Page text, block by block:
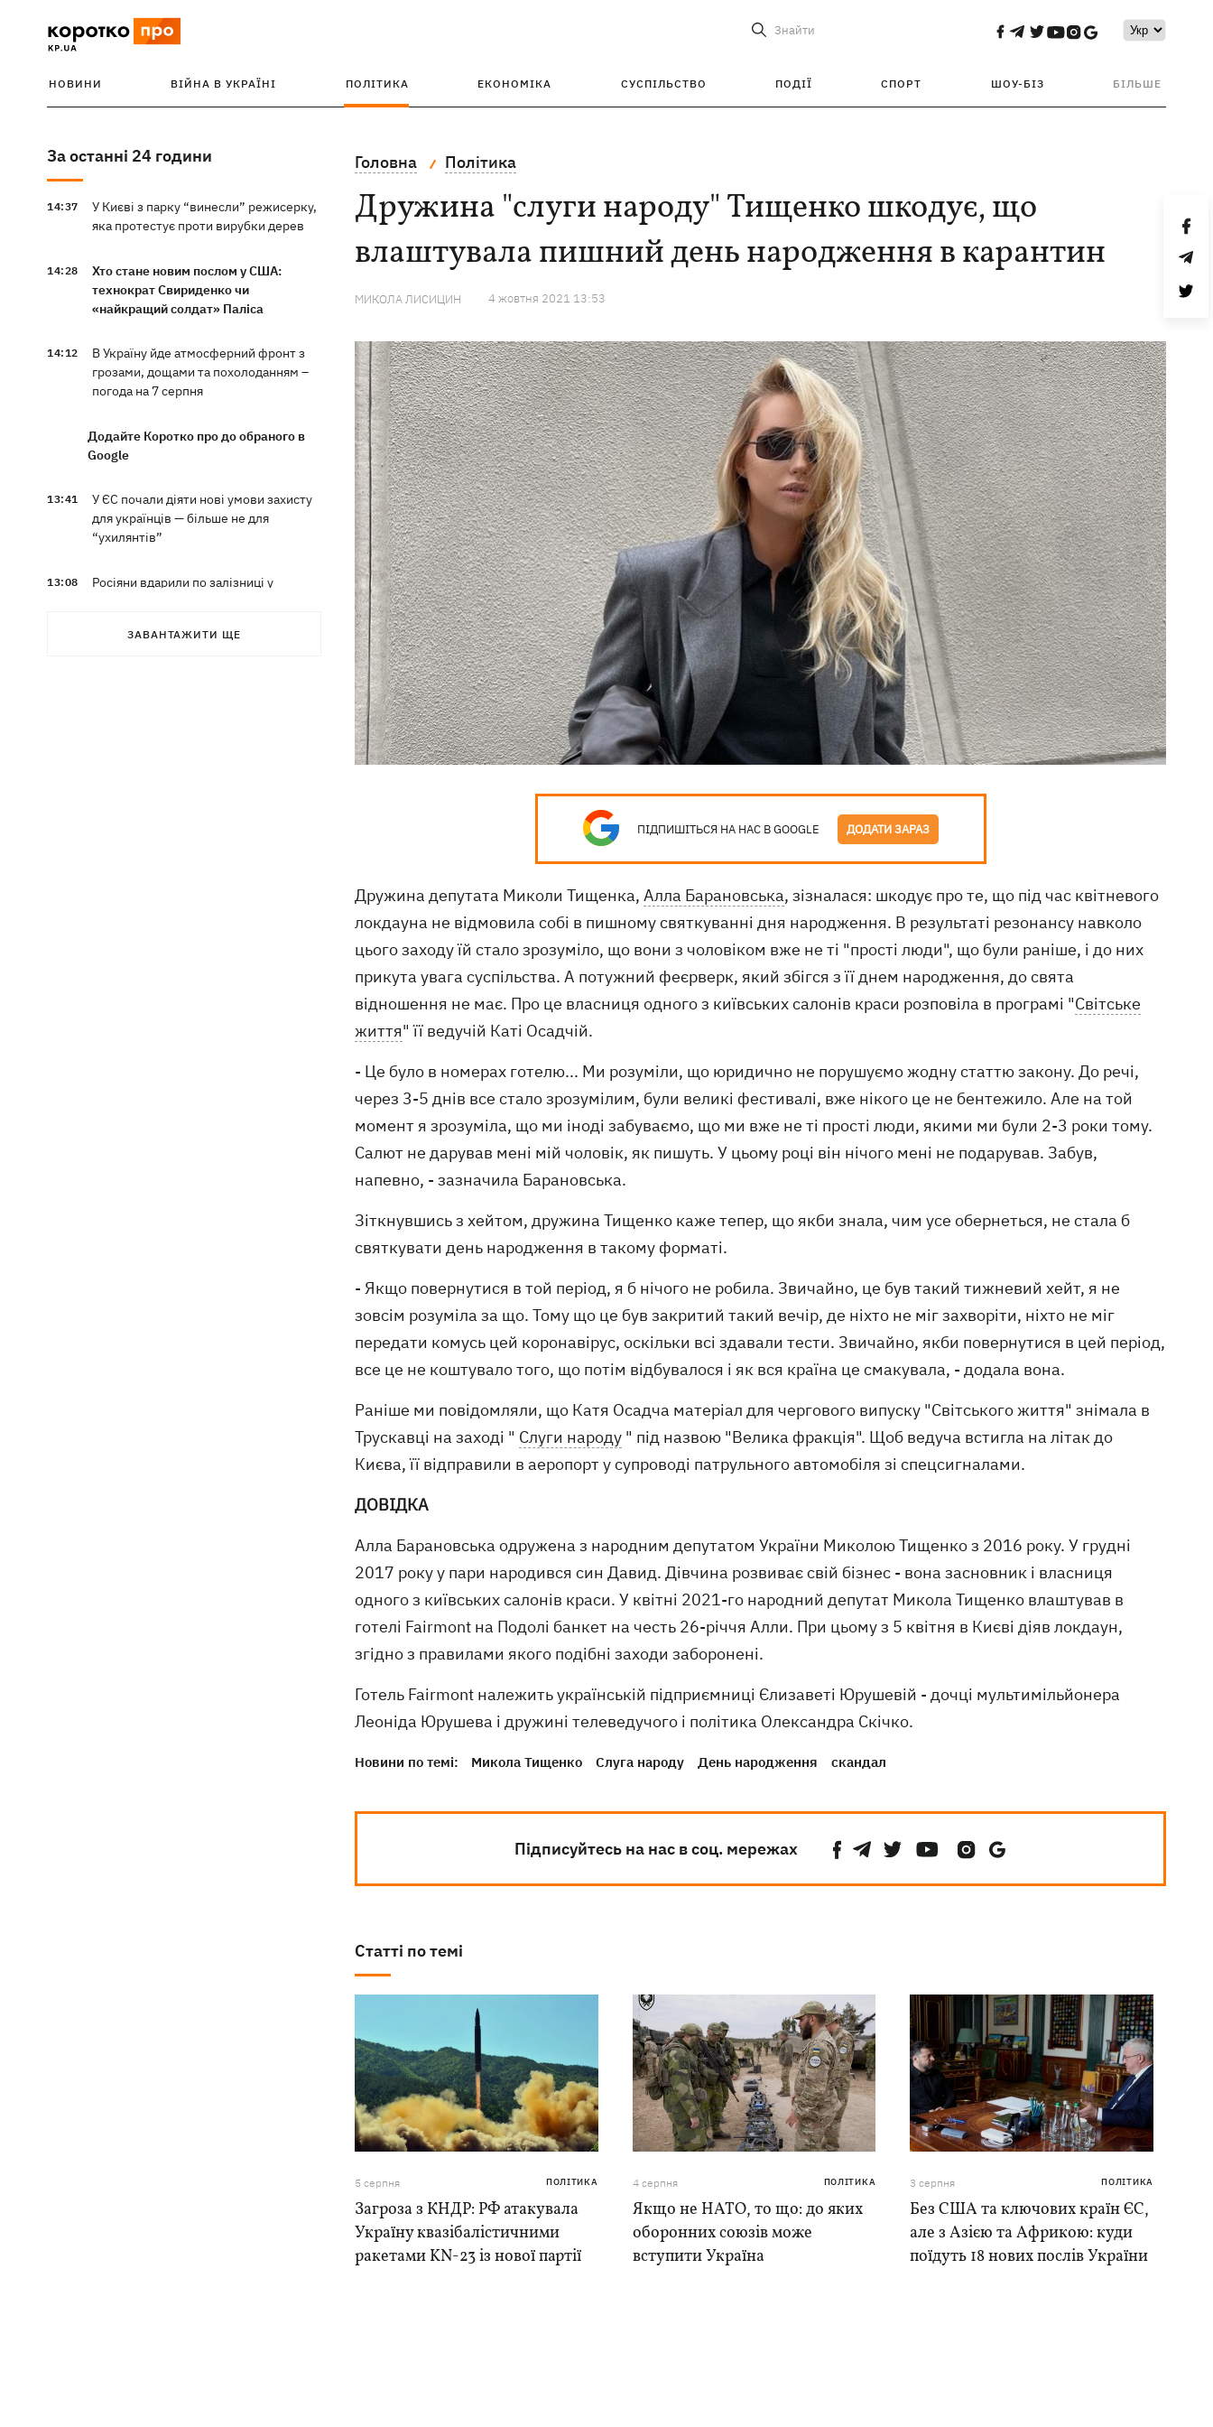
Знайти
НОВИНИ ВІЙНА В УКРАЇНІ ПОЛІТИКА ЕКОНОМІКА СУСПІЛЬСТВО ПОДІЇ СПОРТ ШОУ-БІЗ БІЛЬШЕ
За останні 24 години
14:37
У Києві з парку “винесли” режисерку,
яка протестує проти вирубки дерев
14:28
Хто стане новим послом у США:
технократ Свириденко чи
«найкращий солдат» Паліса
14:12
В Україну йде атмосферний фронт з
грозами, дощами та похолоданням –
погода на 7 серпня
Додайте Коротко про до обраного в
Google
13:41
У ЄС почали діяти нові умови захисту
для українців — більше не для
“ухилянтів”
13:08
Росіяни вдарили по залізниці у
ЗАВАНТАЖИТИ ЩЕ
Головна Політика
Дружина "слуги народу" Тищенко шкодує, що
влаштувала пишний день народження в карантин
МИКОЛА ЛИСИЦИН 4 жовтня 2021 13:53
ПІДПИШІТЬСЯ НА НАС В GOOGLE ДОДАТИ ЗАРАЗ
Дружина депутата Миколи Тищенка, Алла Барановська, зізналася: шкодує про те, що під час квітневого
локдауна не відмовила собі в пишному святкуванні дня народження. В результаті резонансу навколо
цього заходу їй стало зрозуміло, що вони з чоловіком вже не ті "прості люди", що були раніше, і до них
прикута увага суспільства. А потужний феєрверк, який збігся з її днем народження, до свята
відношення не має. Про це власниця одного з київських салонів краси розповіла в програмі "Світське
життя" її ведучій Каті Осадчій.
- Це було в номерах готелю... Ми розуміли, що юридично не порушуємо жодну статтю закону. До речі,
через 3-5 днів все стало зрозумілим, були великі фестивалі, вже нікого це не бентежило. Але на той
момент я зрозуміла, що ми іноді забуваємо, що ми вже не ті прості люди, якими ми були 2-3 роки тому.
Салют не дарував мені мій чоловік, як пишуть. У цьому році він нічого мені не подарував. Забув,
напевно, - зазначила Барановська.
Зіткнувшись з хейтом, дружина Тищенко каже тепер, що якби знала, чим усе обернеться, не стала б
святкувати день народження в такому форматі.
- Якщо повернутися в той період, я б нічого не робила. Звичайно, це був такий тижневий хейт, я не
зовсім розуміла за що. Тому що це був закритий такий вечір, де ніхто не міг захворіти, ніхто не міг
передати комусь цей коронавірус, оскільки всі здавали тести. Звичайно, якби повернутися в цей період,
все це не коштувало того, що потім відбувалося і як вся країна це смакувала, - додала вона.
Раніше ми повідомляли, що Катя Осадча матеріал для чергового випуску "Світського життя" знімала в
Трускавці на заході " Слуги народу " під назвою "Велика фракція". Щоб ведуча встигла на літак до
Києва, її відправили в аеропорт у супроводі патрульного автомобіля зі спецсигналами.
ДОВІДКА
Алла Барановська одружена з народним депутатом України Миколою Тищенко з 2016 року. У грудні
2017 року у пари народився син Давид. Дівчина розвиває свій бізнес - вона засновник і власниця
одного з київських салонів краси. У квітні 2021-го народний депутат Микола Тищенко влаштував в
готелі Fairmont на Подолі банкет на честь 26-річчя Алли. При цьому з 5 квітня в Києві діяв локдаун,
згідно з правилами якого подібні заходи заборонені.
Готель Fairmont належить українській підприємниці Єлизаветі Юрушевій - дочці мультимільйонера
Леоніда Юрушева і дружині телеведучого і політика Олександра Скічко.
Новини по темі: Микола Тищенко Слуга народу День народження скандал
Підписуйтесь на нас в соц. мережах
Статті по темі
5 серпня ПОЛІТИКА
Загроза з КНДР: РФ атакувала
Україну квазібалістичними
ракетами KN-23 із нової партії
4 серпня ПОЛІТИКА
Якщо не НАТО, то що: до яких
оборонних союзів може
вступити Україна
3 серпня ПОЛІТИКА
Без США та ключових країн ЄС,
але з Азією та Африкою: куди
поїдуть 18 нових послів України